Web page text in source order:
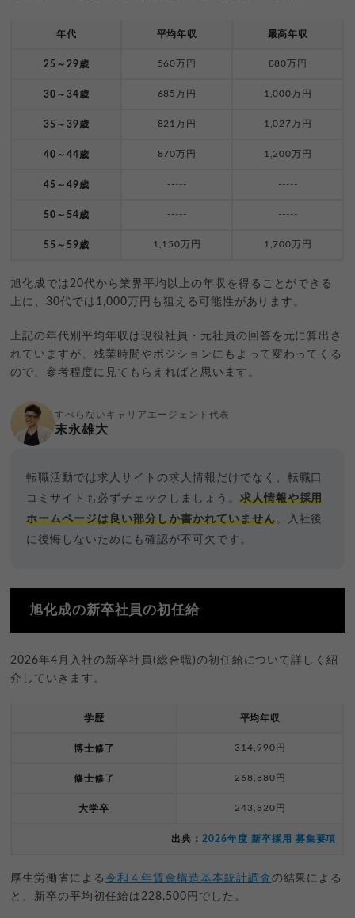
年代 平均年収 最高年収
25～29歳 560万円 880万円
30～34歳 685万円 1,000万円
35～39歳 821万円 1,027万円
40～44歳 870万円 1,200万円
45～49歳 ----- -----
50～54歳 ----- -----
55～59歳 1,150万円 1,700万円
旭化成では20代から業界平均以上の年収を得ることができる
上に、30代では1,000万円も狙える可能性があります。
上記の年代別平均年収は現役社員・元社員の回答を元に算出さ
れていますが、残業時間やポジションにもよって変わってくる
ので、参考程度に見てもらえればと思います。
すべらないキャリアエージェント代表
末永雄大
転職活動では求人サイトの求人情報だけでなく、転職口
コミサイトも必ずチェックしましょう。 求人情報や採用
ホームページは良い部分しか書かれていません。入社後
に後悔しないためにも確認が不可欠です。
旭化成の新卒社員の初任給
2026年4月入社の新卒社員(総合職)の初任給について詳しく紹
介していきます。
学歴 平均年収
博士修了 314,990円
修士修了 268,880円
大学卒 243,820円
出典：2026年度 新卒採用 募集要項
厚生労働省による令和４年賃金構造基本統計調査の結果による
と、新卒の平均初任給は228,500円でした。